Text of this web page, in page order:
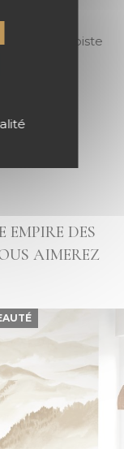
cubiste
dans une
DES
AIMEREZ